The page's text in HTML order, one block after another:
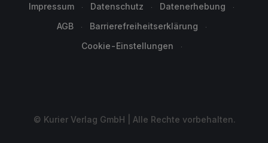
Impressum Datenschutz
Datenerhebung
AGB
Barrierefreiheitserklärung
Cookie-Einstellungen
© Kurier Verlag GmbH | Alle Rechte vorbehalten.